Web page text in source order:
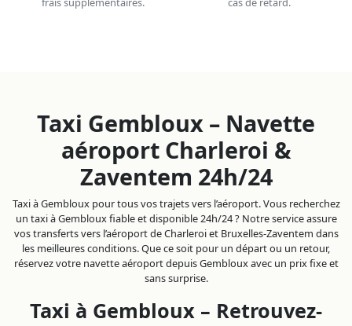
Taxi Gembloux – Navette
aéroport Charleroi &
Zaventem 24h/24
Taxi à Gembloux pour tous vos trajets vers l’aéroport. Vous recherchez
un taxi à Gembloux fiable et disponible 24h/24 ? Notre service assure
vos transferts vers l’aéroport de Charleroi et Bruxelles-Zaventem dans
les meilleures conditions. Que ce soit pour un départ ou un retour,
réservez votre navette aéroport depuis Gembloux avec un prix fixe et
sans surprise.
Taxi à Gembloux – Retrouvez-